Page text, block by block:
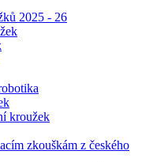
2025 - 26
kroužek
zkouškám z českého